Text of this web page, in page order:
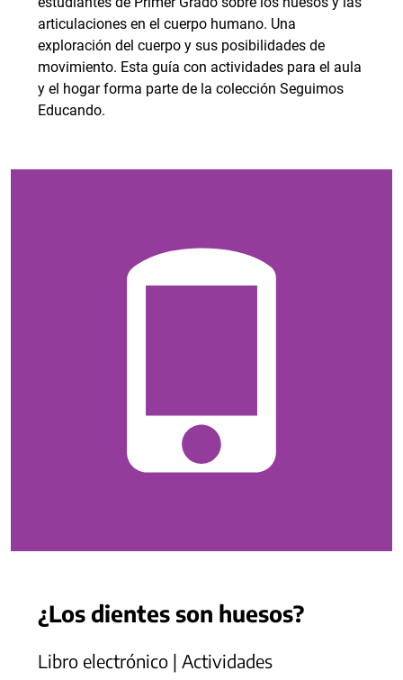
articulaciones en el cuerpo humano. Una
exploración del cuerpo y sus posibilidades de
movimiento. Esta guía con actividades para el aula
y el hogar forma parte de la colección Seguimos
Educando.
¿Los dientes son huesos?
Libro electrónico | Actividades